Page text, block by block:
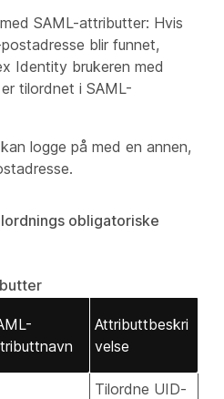
SAML-attributter: Hvis
blir funnet,
Identity brukeren med
tilordnet i SAML-
logge på med en annen,
obligatoriske
Attributtbeskri
velse
Tilordne UID-